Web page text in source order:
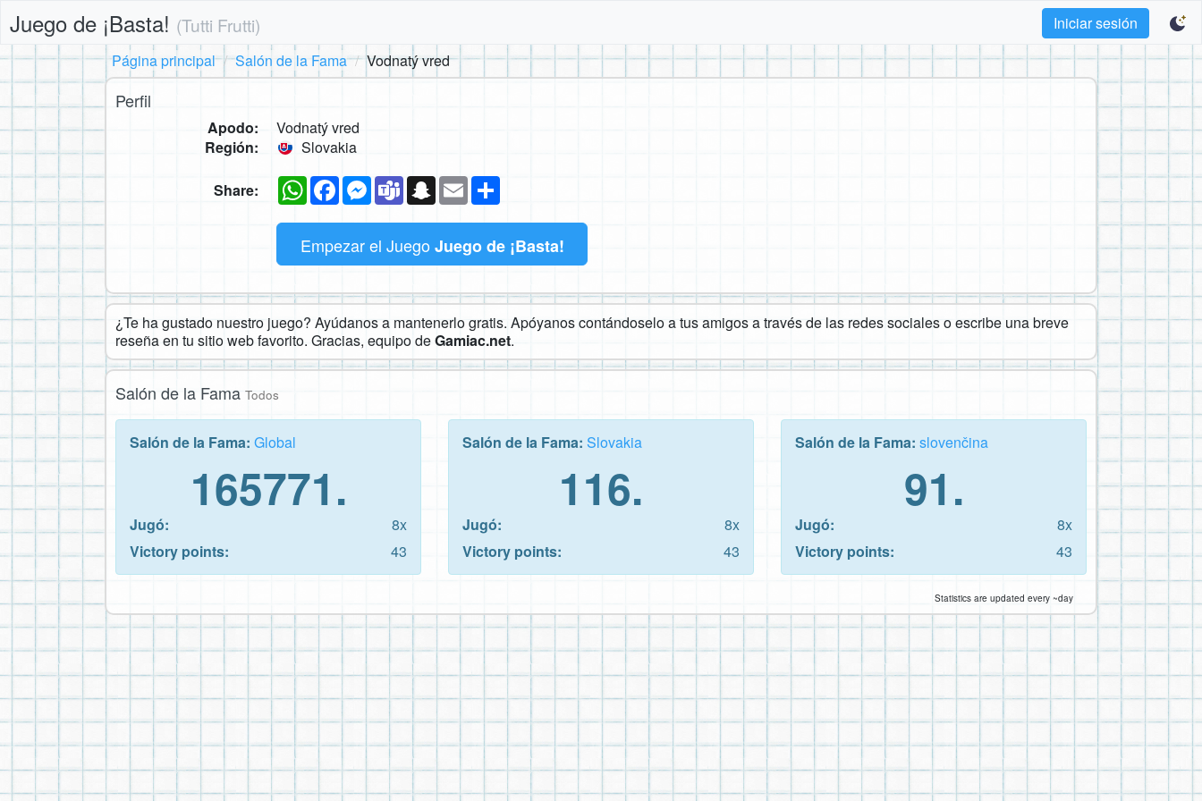
Juego de ¡Basta! (Tutti Frutti)
Iniciar sesión
Página principal
Salón de la Fama Vodnatý vred
Perfil
Apodo:
Vodnatý vred
Región:
Slovakia
Share: WhatsAppFacebookMessenger
TeamsSnapchat
Email
Empezar el Juego Juego de ¡Basta!
¿Te ha gustado nuestro juego? Ayúdanos a mantenerlo gratis. Apóyanos contándoselo a tus amigos a través de las redes sociales o escribe una breve
reseña en tu sitio web favorito. Gracias, equipo deGamiac.net.
Salón de la Fama Todos
Salón de la Fama: Global
165771.
Jugó:
8x
Victory points:
43
Salón de la Fama: Slovakia
116.
Jugó:
8x
Victory points:
43
Salón de la Fama: slovenčina
91.
Jugó:
8x
Victory points:
43
Statistics are updated every ~day